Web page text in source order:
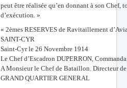
peut être réalisée qu’en donnant à son Chef,
d’exécution. »
« 2èmes RESERVES de Ravitaillement
SAINT-CYR
Saint-Cyr le 26 Novembre 1914
Le Chef d’Escadron DUPERRON,
A Monsieur le Chef de Bataillon. Directeur
GRAND QUARTIER GENERAL